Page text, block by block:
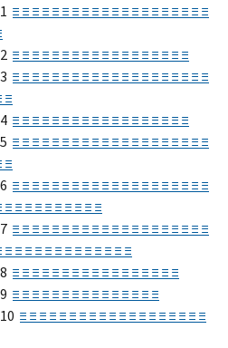
≡ ≡ ≡ ≡ ≡ ≡ ≡ ≡ ≡ ≡ ≡ ≡ ≡ ≡ ≡ ≡ ≡ ≡ ≡ ≡
≡ ≡ ≡ ≡ ≡ ≡ ≡ ≡ ≡ ≡ ≡ ≡ ≡ ≡ ≡ ≡ ≡ ≡
≡ ≡ ≡ ≡ ≡ ≡ ≡ ≡ ≡ ≡ ≡ ≡ ≡ ≡ ≡ ≡ ≡ ≡ ≡ ≡
≡
≡ ≡ ≡ ≡ ≡ ≡ ≡ ≡ ≡ ≡ ≡ ≡ ≡ ≡ ≡ ≡ ≡ ≡
≡ ≡ ≡ ≡ ≡ ≡ ≡ ≡ ≡ ≡ ≡ ≡ ≡ ≡ ≡ ≡ ≡ ≡ ≡ ≡
≡
≡ ≡ ≡ ≡ ≡ ≡ ≡ ≡ ≡ ≡ ≡ ≡ ≡ ≡ ≡ ≡ ≡ ≡ ≡ ≡
≡ ≡ ≡ ≡ ≡ ≡ ≡ ≡ ≡ ≡
≡ ≡ ≡ ≡ ≡ ≡ ≡ ≡ ≡ ≡ ≡ ≡ ≡ ≡ ≡ ≡ ≡ ≡ ≡ ≡
≡ ≡ ≡ ≡ ≡ ≡ ≡ ≡ ≡ ≡ ≡ ≡ ≡
≡ ≡ ≡ ≡ ≡ ≡ ≡ ≡ ≡ ≡ ≡ ≡ ≡ ≡ ≡ ≡ ≡
≡ ≡ ≡ ≡ ≡ ≡ ≡ ≡ ≡ ≡ ≡ ≡ ≡ ≡ ≡
≡ ≡ ≡ ≡ ≡ ≡ ≡ ≡ ≡ ≡ ≡ ≡ ≡ ≡ ≡ ≡ ≡ ≡ ≡